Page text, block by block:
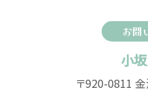
お問
小
〒920-0811